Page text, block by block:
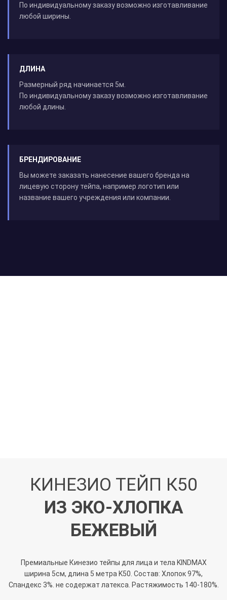
По индивидуальному заказу возможно изготавливание
любой ширины.
ДЛИНА
Размерный ряд начинается 5м.
По индивидуальному заказу возможно изготавливание
любой длины.
БРЕНДИРОВАНИЕ
Вы можете заказать нанесение вашего бренда на
лицевую сторону тейпа, например логотип или
название вашего учреждения или компании.
КИНЕЗИО ТЕЙП К50
ИЗ ЭКО-ХЛОПКА
БЕЖЕВЫЙ
Премиальные Кинезио тейпы для лица и тела KINDMAX
ширина 5см, длина 5 метра K50. Состав: Хлопок 97%,
Спандекс 3%. не содержат латекса. Растяжимость 140-180%.